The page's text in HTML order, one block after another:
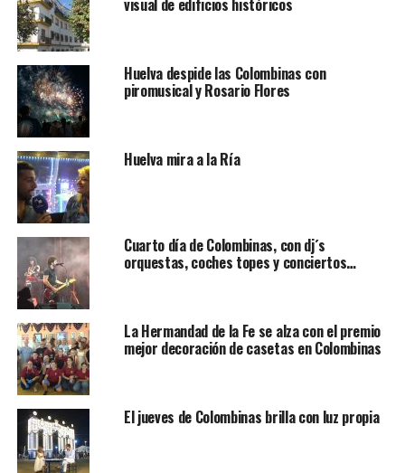
Huelva despide las Colombinas con
piromusical y Rosario Flores
Huelva mira a la Ría
Cuarto día de Colombinas, con dj´s
orquestas, coches topes y conciertos…
La Hermandad de la Fe se alza con el premio
mejor decoración de casetas en Colombinas
El jueves de Colombinas brilla con luz propia